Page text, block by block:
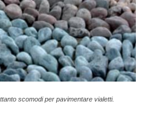
scomodi per pavimentare vialetti.